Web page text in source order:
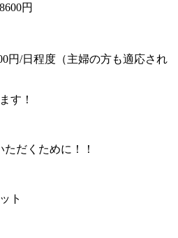
円
円/日程度（主婦の方も適応され
す！
だくために！！
ト